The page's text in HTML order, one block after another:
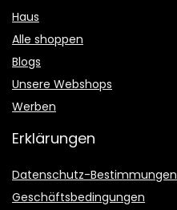
Haus
Alle shoppen
Blogs
Unsere Webshops
Werben
Erklärungen
Datenschutz-Bestimmungen
Geschäftsbedingungen